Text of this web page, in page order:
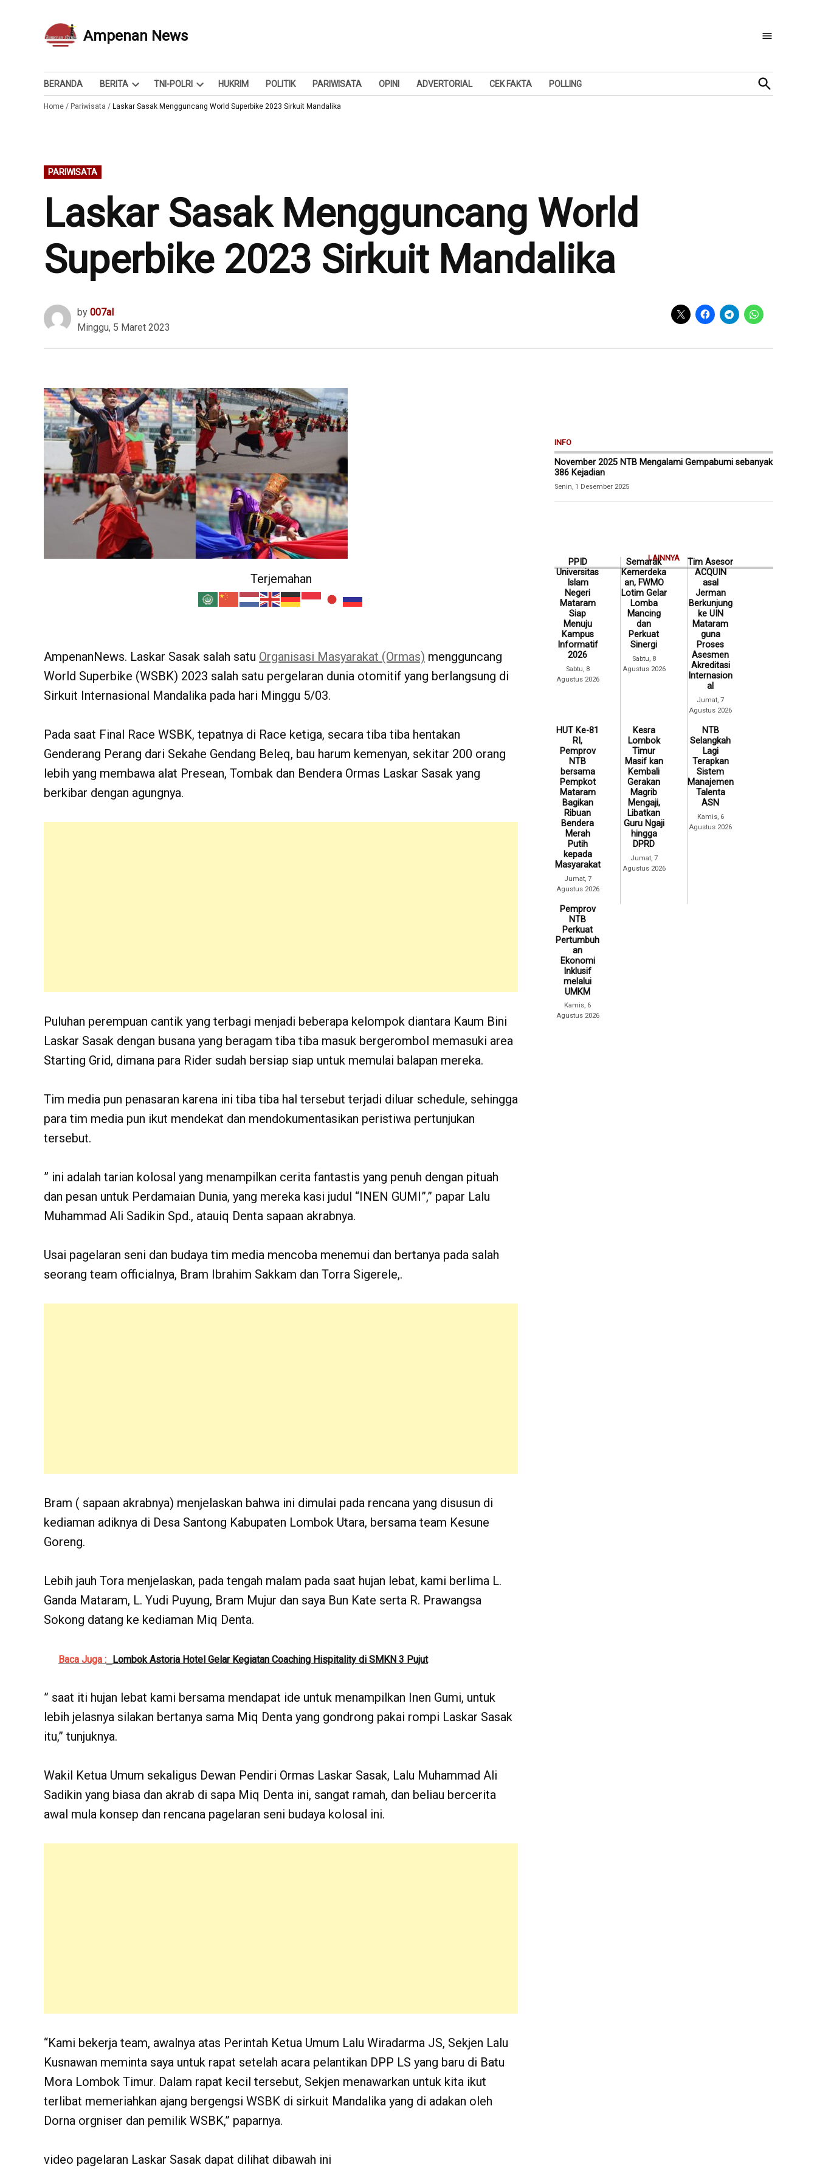
Ampenan News
Berita dan Info
BERANDA BERITA
Open
dropdown
TNI-POLRI
Open
dropdown
HUKRIM POLITIK PARIWISATA OPINI ADVERTORIAL CEK FAKTA POLLING
Open
Search
Home / Pariwisata / Laskar Sasak Mengguncang World Superbike 2023 Sirkuit Mandalika
POSTED
IN
PARIWISATA
Laskar Sasak Mengguncang World
Superbike 2023 Sirkuit Mandalika
by 007al
Minggu, 5 Maret 2023
Terjemahan
AmpenanNews. Laskar Sasak salah satu Organisasi Masyarakat (Ormas) mengguncang
World Superbike (WSBK) 2023 salah satu pergelaran dunia otomitif yang berlangsung di
Sirkuit Internasional Mandalika pada hari Minggu 5/03.
Pada saat Final Race WSBK, tepatnya di Race ketiga, secara tiba tiba hentakan
Genderang Perang dari Sekahe Gendang Beleq, bau harum kemenyan, sekitar 200 orang
lebih yang membawa alat Presean, Tombak dan Bendera Ormas Laskar Sasak yang
berkibar dengan agungnya.
Puluhan perempuan cantik yang terbagi menjadi beberapa kelompok diantara Kaum Bini
Laskar Sasak dengan busana yang beragam tiba tiba masuk bergerombol memasuki area
Starting Grid, dimana para Rider sudah bersiap siap untuk memulai balapan mereka.
Tim media pun penasaran karena ini tiba tiba hal tersebut terjadi diluar schedule, sehingga
para tim media pun ikut mendekat dan mendokumentasikan peristiwa pertunjukan
tersebut.
” ini adalah tarian kolosal yang menampilkan cerita fantastis yang penuh dengan pituah
dan pesan untuk Perdamaian Dunia, yang mereka kasi judul “INEN GUMI”,” papar Lalu
Muhammad Ali Sadikin Spd., atauiq Denta sapaan akrabnya.
Usai pagelaran seni dan budaya tim media mencoba menemui dan bertanya pada salah
seorang team officialnya, Bram Ibrahim Sakkam dan Torra Sigerele,.
Bram ( sapaan akrabnya) menjelaskan bahwa ini dimulai pada rencana yang disusun di
kediaman adiknya di Desa Santong Kabupaten Lombok Utara, bersama team Kesune
Goreng.
Lebih jauh Tora menjelaskan, pada tengah malam pada saat hujan lebat, kami berlima L.
Ganda Mataram, L. Yudi Puyung, Bram Mujur dan saya Bun Kate serta R. Prawangsa
Sokong datang ke kediaman Miq Denta.
Baca Juga : Lombok Astoria Hotel Gelar Kegiatan Coaching Hispitality di SMKN 3 Pujut
” saat iti hujan lebat kami bersama mendapat ide untuk menampilkan Inen Gumi, untuk
lebih jelasnya silakan bertanya sama Miq Denta yang gondrong pakai rompi Laskar Sasak
itu,” tunjuknya.
Wakil Ketua Umum sekaligus Dewan Pendiri Ormas Laskar Sasak, Lalu Muhammad Ali
Sadikin yang biasa dan akrab di sapa Miq Denta ini, sangat ramah, dan beliau bercerita
awal mula konsep dan rencana pagelaran seni budaya kolosal ini.
“Kami bekerja team, awalnya atas Perintah Ketua Umum Lalu Wiradarma JS, Sekjen Lalu
Kusnawan meminta saya untuk rapat setelah acara pelantikan DPP LS yang baru di Batu
Mora Lombok Timur. Dalam rapat kecil tersebut, Sekjen menawarkan untuk kita ikut
terlibat memeriahkan ajang bergengsi WSBK di sirkuit Mandalika yang di adakan oleh
Dorna orgniser dan pemilik WSBK,” paparnya.
video pagelaran Laskar Sasak dapat dilihat dibawah ini
INFO
November 2025 NTB Mengalami Gempabumi sebanyak
386 Kejadian
Senin, 1 Desember 2025
LAINNYA
PPID
Universitas
Islam
Negeri
Mataram
Siap
Menuju
Kampus
Informatif
2026
Sabtu, 8
Agustus 2026
Semarak
Kemerdeka
an, FWMO
Lotim Gelar
Lomba
Mancing
dan
Perkuat
Sinergi
Sabtu, 8
Agustus 2026
Tim Asesor
ACQUIN
asal
Jerman
Berkunjung
ke UIN
Mataram
guna
Proses
Asesmen
Akreditasi
Internasion
al
Jumat, 7
Agustus 2026
HUT Ke-81
RI,
Pemprov
NTB
bersama
Pempkot
Mataram
Bagikan
Ribuan
Bendera
Merah
Putih
kepada
Masyarakat
Jumat, 7
Agustus 2026
Kesra
Lombok
Timur
Masif kan
Kembali
Gerakan
Magrib
Mengaji,
Libatkan
Guru Ngaji
hingga
DPRD
Jumat, 7
Agustus 2026
NTB
Selangkah
Lagi
Terapkan
Sistem
Manajemen
Talenta
ASN
Kamis, 6
Agustus 2026
Pemprov
NTB
Perkuat
Pertumbuh
an
Ekonomi
Inklusif
melalui
UMKM
Kamis, 6
Agustus 2026